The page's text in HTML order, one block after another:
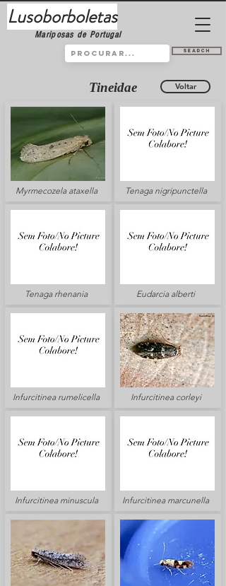
Lusoborboletas
Mariposas de Portugal
Search
Tineidae Voltar
Myrmecozela ataxella
Tenaga rhenania
Infurcitinea rumelicella
Infurcitinea minuscula
Tenaga nigripunctella
Eudarcia alberti
Infurcitinea corleyi
Infurcitinea marcunella